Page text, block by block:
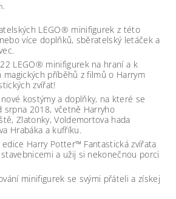
LEGO® minifigurek z této
více doplňků, sběratelský letáček a
LEGO® minifigurek na hraní a k
magických příběhů z filmů o Harrym
zvířat!
kostýmy a doplňky, na které se
srpna 2018, včetně Harryho
Zlatonky, Voldemortova hada
Hrabáka a kufříku.
Harry Potter™ Fantastická zvířata
a užij si nekonečnou porci
minifigurek se svými přáteli a získej